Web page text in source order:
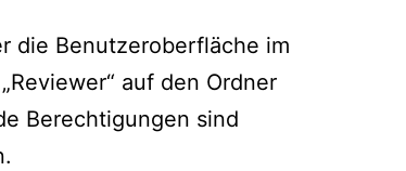
die Benutzeroberfläche im
auf den Ordner
Berechtigungen sind